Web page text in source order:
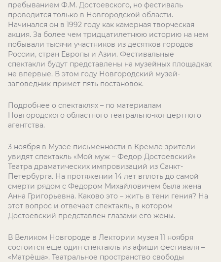
пребыванием Ф.М. Достоевского, но фестиваль
проводится только в Новгородской области.
Начинался он в 1992 году как камерная творческая
акция. За более чем тридцатилетнюю историю на нем
побывали тысячи участников из десятков городов
России, стран Европы и Азии. Фестивальные
спектакли будут представлены на музейных площадках
не впервые. В этом году Новгородский музей-
заповедник примет пять постановок.
Подробнее о спектаклях – по материалам
Новгородского областного театрально-концертного
агентства.
3 ноября в Музее письменности в Кремле зрители
увидят спектакль «Мой муж – Федор Достоевский»
Театра драматических импровизаций из Санкт-
Петербурга. На протяжении 14 лет вплоть до самой
смерти рядом с Федором Михайловичем была жена
Анна Григорьевна. Каково это – жить в тени гения? На
этот вопрос и отвечает спектакль, в котором
Достоевский представлен глазами его жены.
В Великом Новгороде в Лектории музея 11 ноября
состоится еще один спектакль из афиши фестиваля –
«Матрёша». Театральное пространство свободы